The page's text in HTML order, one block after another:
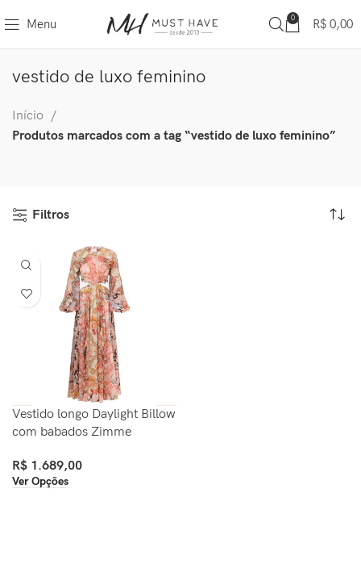
Menu 0 R$ 0,00
vestido de luxo feminino
Início
Produtos marcados com a tag “vestido de luxo feminino”
Filtros
Vestido longo Daylight Billow
com babados Zimme
R$ 1.689,00
Ver Opções